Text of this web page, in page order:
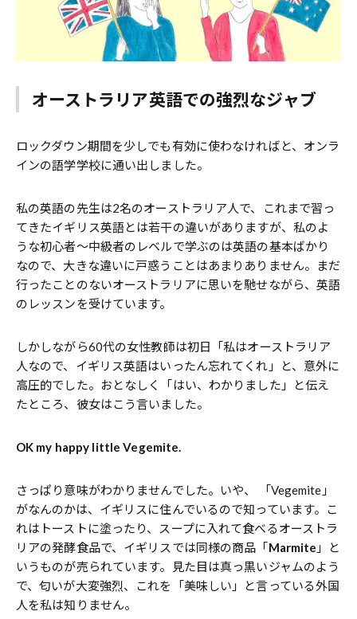
オーストラリア英語での強烈なジャブ
ロックダウン期間を少しでも有効に使わなければと、オンラ
インの語学学校に通い出しました。
私の英語の先生は2名のオーストラリア人で、これまで習っ
てきたイギリス英語とは若干の違いがありますが、私のよ
うな初心者～中級者のレベルで学ぶのは英語の基本ばかり
なので、大きな違いに戸惑うことはあまりありません。まだ
行ったことのないオーストラリアに思いを馳せながら、英語
のレッスンを受けています。
しかしながら60代の女性教師は初日「私はオーストラリア
人なので、イギリス英語はいったん忘れてくれ」と、意外に
高圧的でした。おとなしく「はい、わかりました」と伝え
たところ、彼女はこう言いました。
OK my happy little Vegemite.
さっぱり意味がわかりませんでした。いや、 「Vegemite」
がなんのかは、イギリスに住んでいるので知っています。こ
れはトーストに塗ったり、スープに入れて食べるオーストラ
リアの発酵食品で、イギリスでは同様の商品「Marmite 」と
いうものが売られています。見た目は真っ黒いジャムのよう
で、匂いが大変強烈、これを「美味しい」と言っている外国
人を私は知りません。